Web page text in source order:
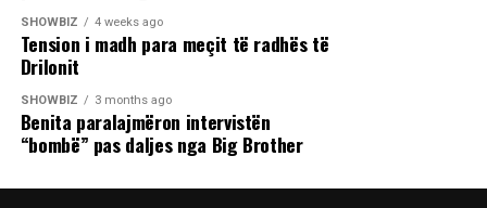
SHOWBIZ 4 weeks ago
Tension i madh para meçit të radhës të
Drilonit
SHOWBIZ 3 months ago
Benita paralajmëron intervistën
“bombë” pas daljes nga Big Brother